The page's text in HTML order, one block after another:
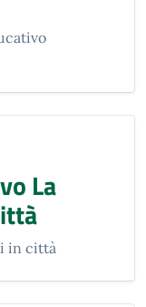
La
in città